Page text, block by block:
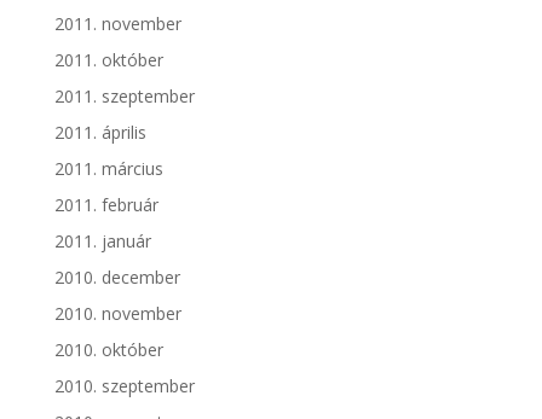
2011. november
2011. október
2011. szeptember
2011. április
2011. március
2011. február
2011. január
2010. december
2010. november
2010. október
2010. szeptember